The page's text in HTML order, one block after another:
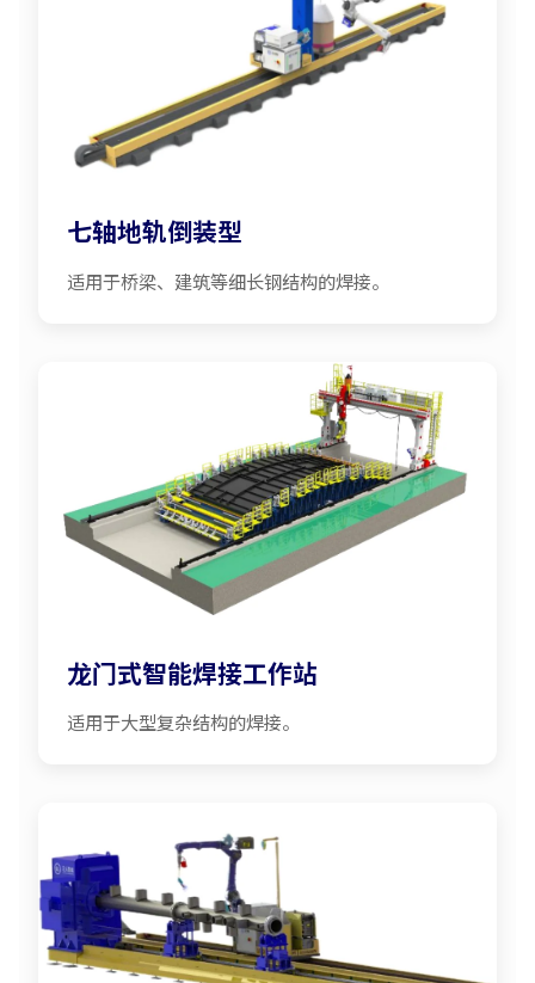
七轴地轨倒装型
适用于桥梁、建筑等细长钢结构的焊接。
龙门式智能焊接工作站
适用于大型复杂结构的焊接。